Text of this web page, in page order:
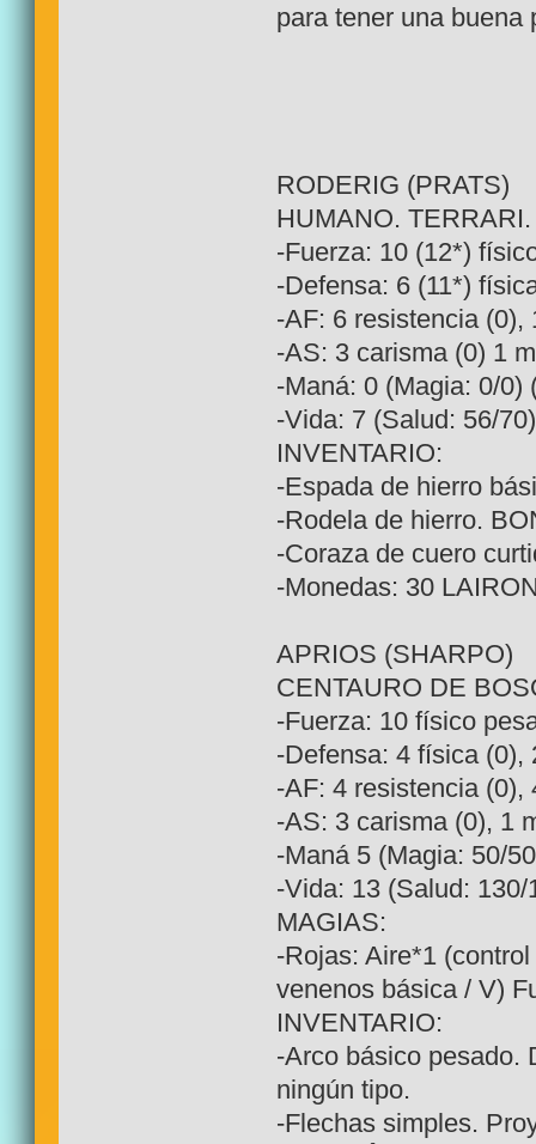
para tener una buena
RODERIG (PRATS)
HUMANO.
-Fuerza: 10 (12*)
-Defensa: 6 (11*)
-AF: 6 resistencia (0),
-AS: 3 carisma (0) 1
-Maná: 0 (Magia: 0/0)
-Vida: 7 (Salud: 56/
INVENTARIO:
-Espada de hierro
-Rodela de hierro.
-Coraza de cuero
-Monedas: 30
APRIOS (SHARPO)
CENTAURO DE
-Fuerza: 10 físico
-Defensa: 4 física (0),
-AF: 4 resistencia (0),
-AS: 3 carisma (0), 1
-Maná 5 (Magia: 50/
-Vida: 13 (Salud: 130/
MAGIAS:
-Rojas: Aire*1
venenos básica / V)
INVENTARIO:
-Arco básico pesado.
ningún tipo.
-Flechas simples.